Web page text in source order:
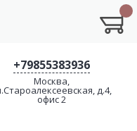
+79855383936
Москва,
д.4,
офис 2